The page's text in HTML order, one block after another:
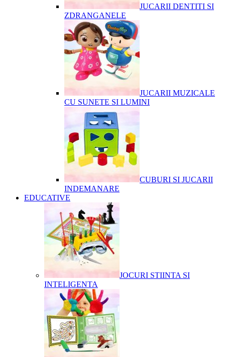
JUCARII DENTITI SI
ZDRANGANELE
JUCARII MUZICALE
CU SUNETE SI LUMINI
CUBURI SI JUCARII
INDEMANARE
EDUCATIVE
JOCURI STIINTA SI
INTELIGENTA